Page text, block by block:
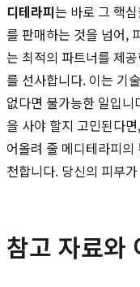
디테라피는 바로 그 핵
를 판매하는 것을 넘어,
는 최적의 파트너를 제
를 선사합니다. 이는 기
없다면 불가능한 일입
을 사야 할지 고민된다
어올려 줄 메디테라피
천합니다. 당신의 피부
참고 자료와